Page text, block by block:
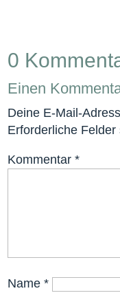
0
Einen
Deine E-Mail-
Erforderliche
Kommentar*
Name*